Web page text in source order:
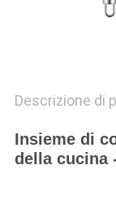
Descrizione di
Insieme di
della cucina